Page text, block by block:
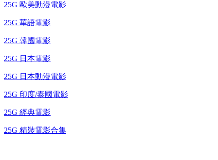
25G 歐美動漫電影
25G 華語電影
25G 韓國電影
25G 日本電影
25G 日本動漫電影
25G 印度/泰國電影
25G 經典電影
25G 精裝電影合集